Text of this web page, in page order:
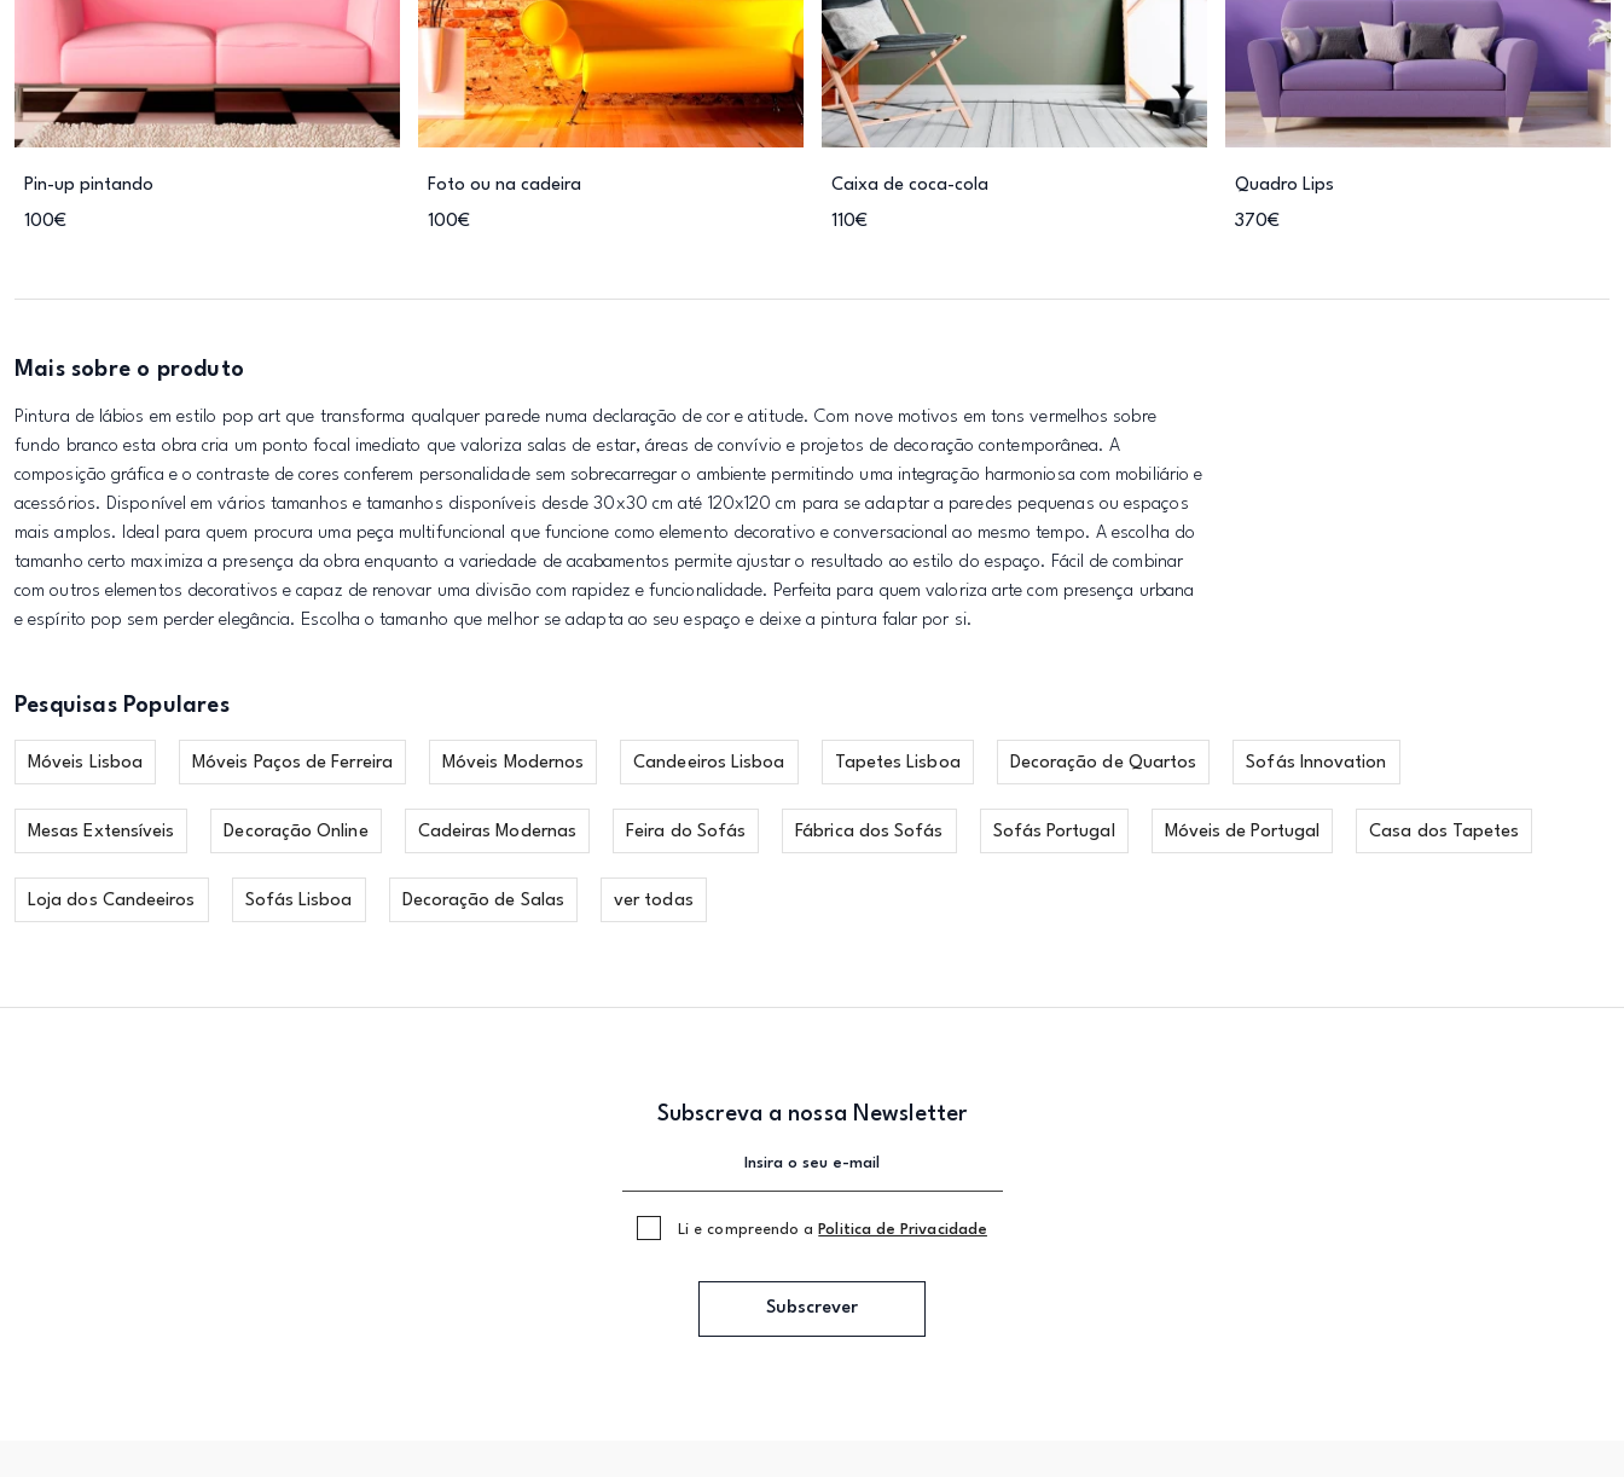
Pin-up pintando
100€
Foto ou na cadeira
100€
Caixa de coca-cola
110€
Quadro Lips
370€
Mais sobre o produto
Pintura de lábios em estilo pop art que transforma qualquer parede numa declaração de cor e atitude. Com nove motivos em tons vermelhos sobre
fundo branco esta obra cria um ponto focal imediato que valoriza salas de estar, áreas de convívio e projetos de decoração contemporânea. A
composição gráfica e o contraste de cores conferem personalidade sem sobrecarregar o ambiente permitindo uma integração harmoniosa com mobiliário e
acessórios. Disponível em vários tamanhos e tamanhos disponíveis desde 30x30 cm até 120x120 cm para se adaptar a paredes pequenas ou espaços
mais amplos. Ideal para quem procura uma peça multifuncional que funcione como elemento decorativo e conversacional ao mesmo tempo. A escolha do
tamanho certo maximiza a presença da obra enquanto a variedade de acabamentos permite ajustar o resultado ao estilo do espaço. Fácil de combinar
com outros elementos decorativos e capaz de renovar uma divisão com rapidez e funcionalidade. Perfeita para quem valoriza arte com presença urbana
e espírito pop sem perder elegância. Escolha o tamanho que melhor se adapta ao seu espaço e deixe a pintura falar por si.
Pesquisas Populares
Móveis Lisboa Móveis Paços de Ferreira Móveis Modernos Candeeiros Lisboa Tapetes Lisboa Decoração de Quartos Sofás Innovation
Mesas Extensíveis Decoração Online Cadeiras Modernas Feira do Sofás Fábrica dos Sofás Sofás Portugal Móveis de Portugal Casa dos Tapetes
Loja dos Candeeiros Sofás Lisboa Decoração de Salas ver todas
Subscreva a nossa Newsletter
Li e compreendo a Politica de Privacidade
Subscrever